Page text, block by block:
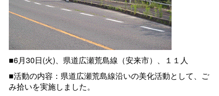
■6月30日(火)、県道広瀬荒島線（安来市）、１１人
■活動の内容：県道広瀬荒島線沿いの美化活動として、ご
み拾いを実施しました。